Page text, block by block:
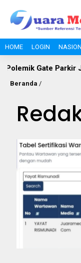
HOME LOGIN
Gate Parkir
Beranda /